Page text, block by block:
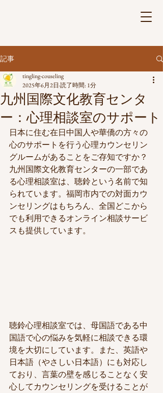
多文化に寄り添う心理サポートルーム
Counseling and Support for International
Residents
記事
九州国際文化教育センタ
ー：心理相談室のサポート
tingling-couseling
2025年6月2日 読了時間: 1分
日本に住む在日中国人や華僑の方々の
心のサポートを行う心理カウンセリン
グルームがあることをご存知ですか？
九州国際文化教育センターの一部であ
る心理相談室は、聴鈴という名前で知
られています。福岡市内での対面カウ
ンセリングはもちろん、全国どこから
でも利用できるオンライン相談サービ
スも提供しています。
聴鈴心理相談室では、母国語である中
国語で心の悩みを気軽に相談できる環
境を大切にしています。また、英語や
日本語（やさしい日本語）にも対応し
ており、言葉の壁を感じることなく安
心してカウンセリングを受けることが